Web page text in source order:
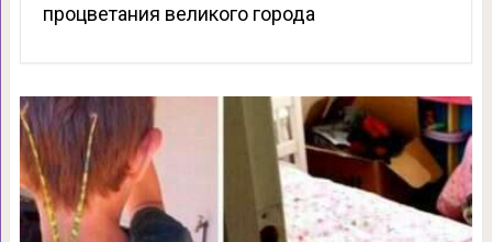
процветания великого города